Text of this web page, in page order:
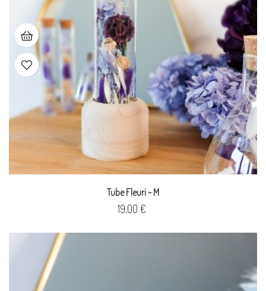
Tube Fleuri ~ M
Prix
19,00 €